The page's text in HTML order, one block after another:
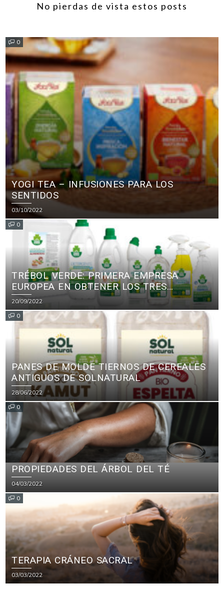
No pierdas de vista estos posts
0
YOGI TEA – INFUSIONES PARA LOS
SENTIDOS
03/10/2022
0
TRÉBOL VERDE: PRIMERA EMPRESA
EUROPEA EN OBTENER LOS TRES
PRINCIPALES CERTIFICADOS ECOLÓGICOS
PARA PRODUCTOS DE LIMPIEZA
20/09/2022
0
PANES DE MOLDE TIERNOS DE CEREALES
ANTIGUOS DE SOLNATURAL
28/06/2022
0
PROPIEDADES DEL ÁRBOL DEL TÉ
04/03/2022
0
TERAPIA CRÁNEO SACRAL
03/03/2022